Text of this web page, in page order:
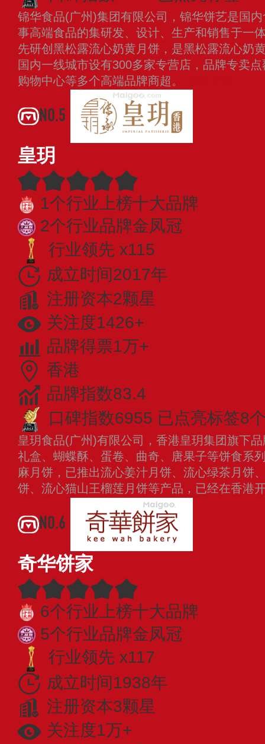
锦华食品(广州)集团有限公司，锦华饼艺是国
事高端食品的集研发、设计、生产和销售于一
先研创黑松露流心奶黄月饼，是黑松露流心奶
国内一线城市设有300多家专营店，品牌专卖
购物中心等多个高端品牌商超。
NO.5
皇玥
1个行业上榜十大品牌
2个行业品牌金凤冠
行业领先 x115
成立时间2017年
注册资本2颗星
关注度1426+
品牌得票1万+
香港
品牌指数83.4
口碑指数6955 已点亮标签8
皇玥食品(广州)有限公司，香港皇玥集团旗下
礼盒、蝴蝶酥、蛋卷、曲奇、唐果子等饼食系
麻月饼，已推出流心姜汁月饼、流心绿茶月饼
饼、流心猫山王榴莲月饼等产品，已经在香港
NO.6
奇华饼家
6个行业上榜十大品牌
5个行业品牌金凤冠
行业领先 x117
成立时间1938年
注册资本3颗星
关注度1万+